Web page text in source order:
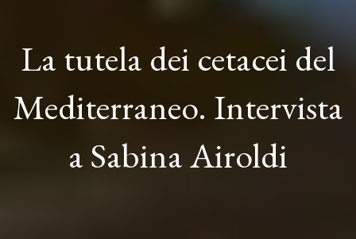
La tutela dei cetacei del
Mediterraneo. Intervista
a Sabina Airoldi